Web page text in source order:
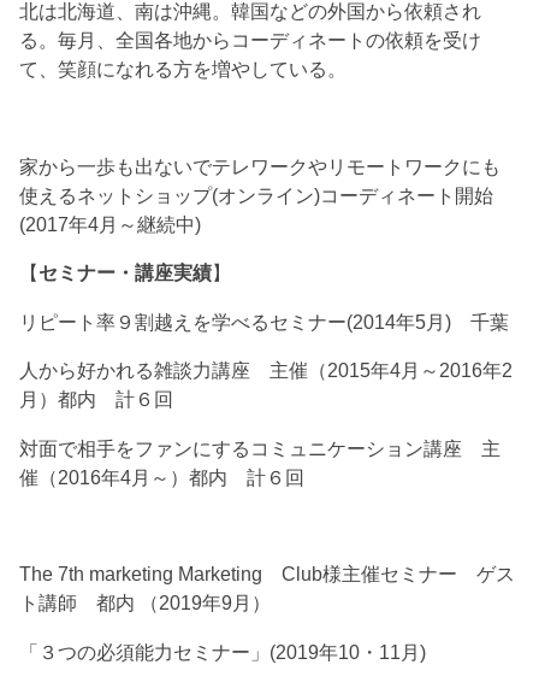
北は北海道、南は沖縄。韓国などの外国から依頼され
る。毎月、全国各地からコーディネートの依頼を受け
て、笑顔になれる方を増やしている。
家から一歩も出ないでテレワークやリモートワークにも
使えるネットショップ(オンライン)コーディネート開始
(2017年4月～継続中)
【セミナー・講座実績】
リピート率９割越えを学べるセミナー(2014年5月) 千葉
人から好かれる雑談力講座 主催（2015年4月～2016年2
月）都内 計６回
対面で相手をファンにするコミュニケーション講座 主
催（2016年4月～）都内 計６回
The 7th marketing Marketing Club様主催セミナー ゲス
ト講師 都内 （2019年9月）
「３つの必須能力セミナー」(2019年10・11月)